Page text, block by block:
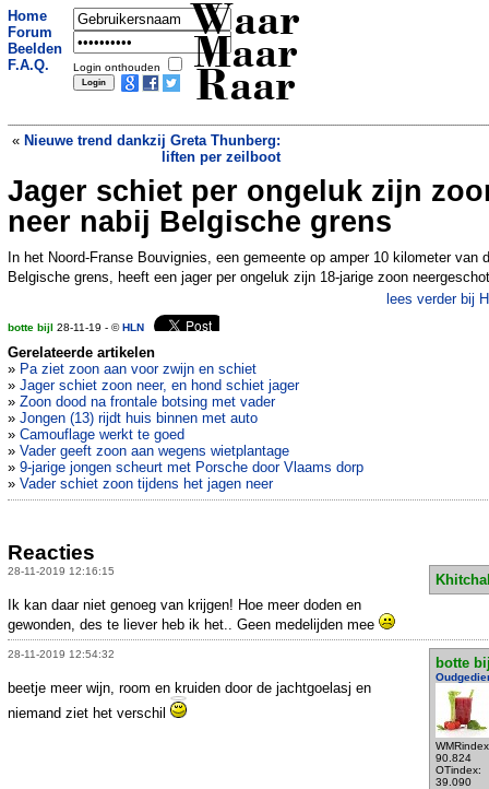
Home
Forum
Beelden
F.A.Q.
Login onthouden
Waar
Maar
Raar
« Nieuwe trend dankzij Greta Thunberg:
liften per zeilboot
Spandoek NEC geweigerd om woord
zwart»
Jager schiet per ongeluk zijn
neer nabij Belgische grens
In het Noord-Franse Bouvignies, een gemeente op amper 10 kilometer van
Belgische grens, heeft een jager per ongeluk zijn 18-jarige zoon neergeschot
lees verder bij
botte bijl 28-11-19 - ©HLN
Gerelateerde artikelen
» Pa ziet zoon aan voor zwijn en schiet
» Jager schiet zoon neer, en hond schiet jager
» Zoon dood na frontale botsing met vader
» Jongen (13) rijdt huis binnen met auto
» Camouflage werkt te goed
» Vader geeft zoon aan wegens wietplantage
» 9-jarige jongen scheurt met Porsche door Vlaams dorp
» Vader schiet zoon tijdens het jagen neer
Reacties
28-11-2019 12:16:15
Ik kan daar niet genoeg van krijgen! Hoe meer doden en
gewonden, des te liever heb ik het.. Geen medelijden mee
28-11-2019 12:54:32
botte
90.824
OTindex:
39.090
beetje meer wijn, room en kruiden door de jachtgoelasj en
niemand ziet het verschil